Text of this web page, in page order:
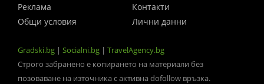
Реклама
Контакти
Общи условия
Лични данни
Gradski.bg | Socialni.bg | TravelAgency.bg
Строго забранено е копирането на материали без
позоваване на източника с активна dofollow връзка.